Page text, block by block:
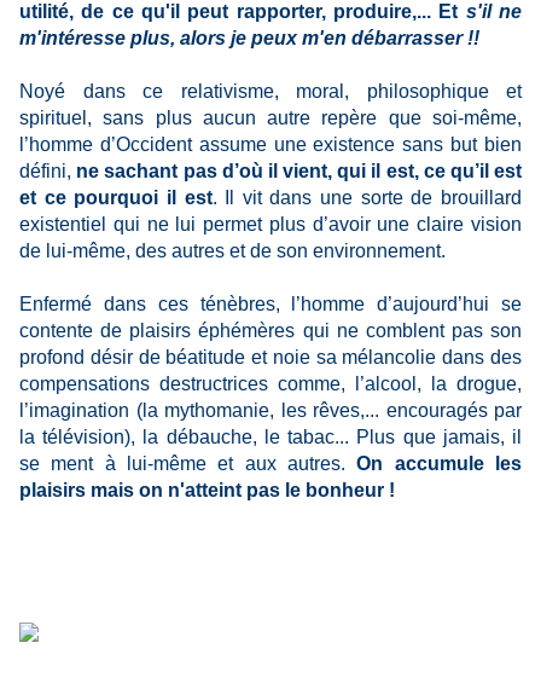
utilité, de ce qu'il peut rapporter, produire,... Et s'il ne
m'intéresse plus, alors je peux m'en débarrasser !!
Noyé dans ce relativisme, moral, philosophique et
spirituel, sans plus aucun autre repère que soi-même,
l’homme d’Occident assume une existence sans but bien
défini, ne sachant pas d’où il vient, qui il est, ce qu’il est
et ce pourquoi il est. Il vit dans une sorte de brouillard
existentiel qui ne lui permet plus d’avoir une claire vision
de lui-même, des autres et de son environnement.
Enfermé dans ces ténèbres, l’homme d’aujourd’hui se
contente de plaisirs éphémères qui ne comblent pas son
profond désir de béatitude et noie sa mélancolie dans des
compensations destructrices comme, l’alcool, la drogue,
l’imagination (la mythomanie, les rêves,... encouragés par
la télévision), la débauche, le tabac... Plus que jamais, il
se ment à lui-même et aux autres.On accumule les
plaisirs mais on n'atteint pas le bonheur !